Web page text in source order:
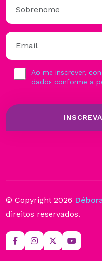
Ao me inscrever,
dados conforme a
© Copyright 2026
direitos reservados.